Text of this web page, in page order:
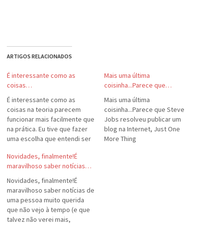
ARTIGOS RELACIONADOS
É interessante como as
coisas…
É interessante como as
coisas na teoria parecem
funcionar mais facilmente que
na prática. Eu tive que fazer
uma escolha que entendi ser
mas na prática é uma barra.
Cada vez que resolvo mais
uma coisa, faço com um
aperto no coração, pois sei…
Mais uma última
coisinha...Parece que…
Mais uma última
coisinha...Parece que Steve
Jobs resolveu publicar um
blog na Internet, Just One
More Thing
Novidades, finalmente!É
maravilhoso saber notícias…
Novidades, finalmente!É
maravilhoso saber notícias de
uma pessoa muito querida
que não vejo à tempo (e que
talvez não verei mais,